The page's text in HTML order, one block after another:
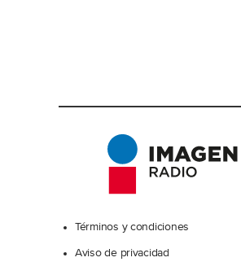
Términos y condiciones
Aviso de privacidad